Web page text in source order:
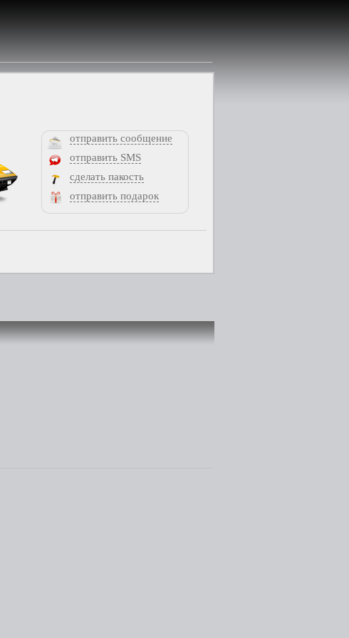
отправить сообщение
отправить SMS
сделать пакость
отправить подарок